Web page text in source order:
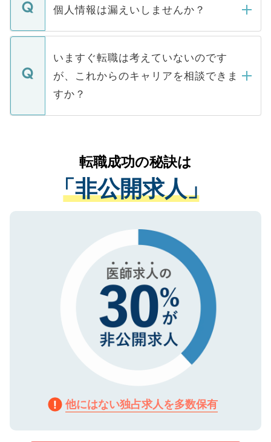
■応募殺到を避けるため 人気のある医療機
関を公にしてしまうと、応募が殺到する場
に、医療機関が求める条件に合った人材の
みを人材紹介会社に依頼するケースが増え
ています。
ん。また、仮に応募先から内定をいただい
定を承諾する必要はありません。内定先へ
の辞退の連絡はキャリアパートナーが行い
個人情報は漏えいしませんか？
個人情報が漏えいすることはありませんの
で、ご安心ください。当サイトからの登録
などで収集したご登録者様の個人情報は、
ご本人のキャリアアップおよび転職活動の
支援を目的に使用いたします。お預かりし
ているすべての個人データはご本人の許可
は、個人情報の取り扱いについての厳密な
管理基準を満たした事業者のみに付与され
る、プライバシーマークを取得済みです。
で、機密保持に関してもご安心ください。
いますぐ転職は考えていないのです
が、これからのキャリアを相談できま
すか？
かがいして、現在の医療機関の状況や紹介
経験をまじえながら、適切なアドバイスを
させていただきます。すぐにご転職をされ
ない方には、長期的なサポートが可能です
ので、まずはご登録ください。
転職成功の秘訣は
「非公開求人」
他にはない独占求人を多数保有